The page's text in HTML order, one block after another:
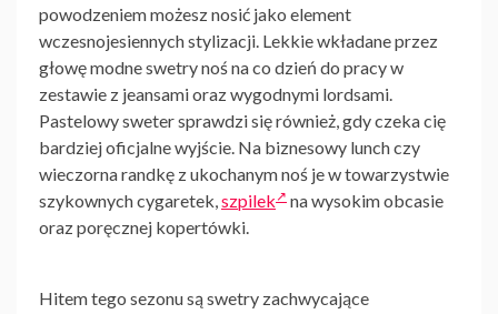
powodzeniem możesz nosić jako element
wczesnojesiennych stylizacji. Lekkie wkładane przez
głowę modne swetry noś na co dzień do pracy w
zestawie z jeansami oraz wygodnymi lordsami.
Pastelowy sweter sprawdzi się również, gdy czeka cię
bardziej oficjalne wyjście. Na biznesowy lunch czy
wieczorna randkę z ukochanym noś je w towarzystwie
szykownych cygaretek,szpilek
na wysokim obcasie
oraz poręcznej kopertówki.
Hitem tego sezonu są swetry zachwycające